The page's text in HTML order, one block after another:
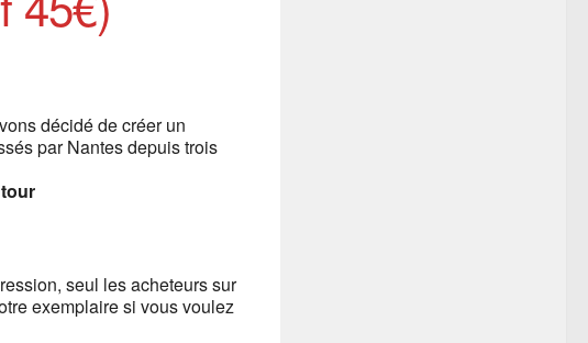
décidé de créer un
par Nantes depuis trois
seul les acheteurs sur
exemplaire si vous voulez